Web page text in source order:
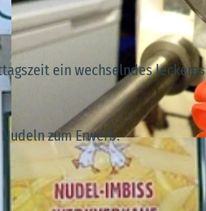
© Beate Adler | CC-BY-SA
ein wechselndes leckeres
zum Erwerb.